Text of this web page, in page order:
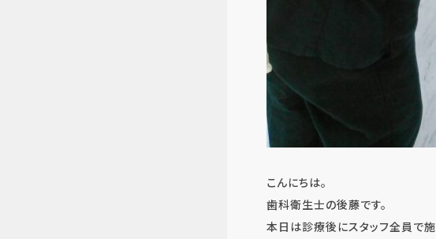
こんにちは。
歯科衛生士の後藤です。
本日は診療後にスタッフ全員で施